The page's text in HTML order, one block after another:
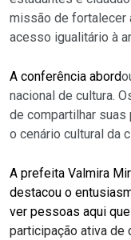
missão de fortalecer
acesso igualitário à
A conferência abord
nacional de cultura.
de compartilhar
o cenário cultural da
A prefeita Valmira
destacou o
ver pessoas aqui
participação ativa de